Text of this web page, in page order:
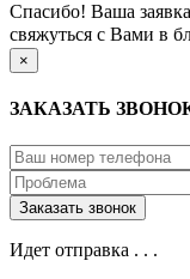
Спасибо! Ваша
свяжуться с Вами в
×
ЗАКАЗАТЬ
Идет отправка . . .